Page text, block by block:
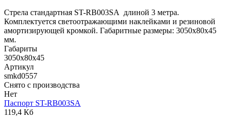
Стрела стандартная ST-RB003SA длиной 3 метра.
Комплектуется светоотражающими наклейками и резиновой
амортизирующей кромкой. Габаритные размеры: 3050х80х45
мм.
Габариты
3050х80х45
Артикул
smkd0557
Снято с производства
Нет
Паспорт ST-RB003SA
119,4 Кб